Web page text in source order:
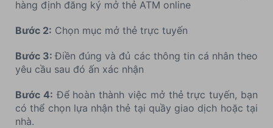
hàng định đăng ký mở thẻ ATM online
Bước 2: Chọn mục mở thẻ trực tuyến
Bước 3:Điền đúng và đủ các thông tin cá nhân theo
yêu cầu sau đó ấn xác nhận
Bước 4: Để hoàn thành việc mở thẻ trực tuyến, bạn
có thể chọn lựa nhận thẻ tại quầy giao dịch hoặc tại
nhà.